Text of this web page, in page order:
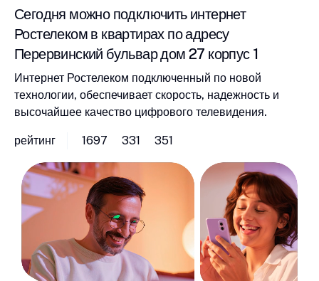
Сегодня можно подключить интернет
Ростелеком в квартирах по адресу
Перервинский бульвар дом 27 корпус 1
Интернет Ростелеком подключенный по новой
технологии, обеспечивает скорость, надежность и
высочайшее качество цифрового телевидения.
рейтинг 1697 331 351